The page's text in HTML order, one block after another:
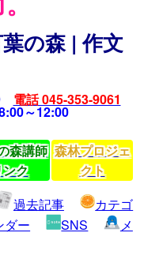
の森 | 作文
電話 045-353-9061
～12:00
森講師
ク
森林プロジェ
クト
過去記事
カテゴ
ダー SNS
メ